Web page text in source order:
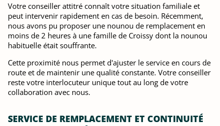
Votre conseiller attitré connaît votre situation familiale et
peut intervenir rapidement en cas de besoin. Récemment,
nous avons pu proposer une nounou de remplacement en
moins de 2 heures à une famille de Croissy dont la nounou
habituelle était souffrante.
Cette proximité nous permet d'ajuster le service en cours de
route et de maintenir une qualité constante. Votre conseiller
reste votre interlocuteur unique tout au long de votre
collaboration avec nous.
SERVICE DE REMPLACEMENT ET CONTINUITÉ